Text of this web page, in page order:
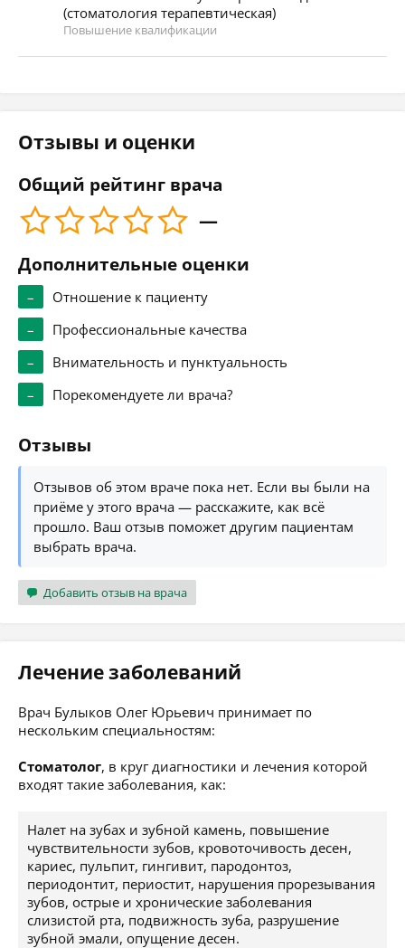
(стоматология терапевтическая)
Повышение квалификации
Отзывы и оценки
Общий рейтинг врача
—
Дополнительные оценки
–
Отношение к пациенту
–
Профессиональные качества
–
Внимательность и пунктуальность
–
Порекомендуете ли врача?
Отзывы
Отзывов об этом враче пока нет. Если вы были на
приёме у этого врача — расскажите, как всё
прошло. Ваш отзыв поможет другим пациентам
выбрать врача.
Добавить отзыв на врача
Лечение заболеваний
Врач Булыков Олег Юрьевич принимает по
нескольким специальностям:
Стоматолог, в круг диагностики и лечения которой
входят такие заболевания, как:
Налет на зубах и зубной камень, повышение
чувствительности зубов, кровоточивость десен,
кариес, пульпит, гингивит, пародонтоз,
периодонтит, периостит, нарушения прорезывания
зубов, острые и хронические заболевания
слизистой рта, подвижность зуба, разрушение
зубной эмали, опущение десен.